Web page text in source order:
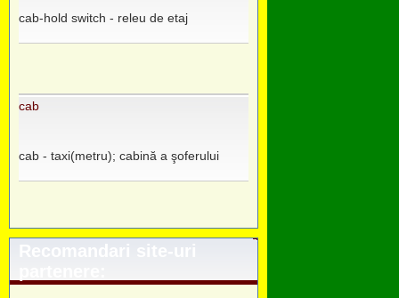
cab-hold switch - releu de etaj
cab
cab - taxi(metru); cabină a şoferului
Recomandari site-uri